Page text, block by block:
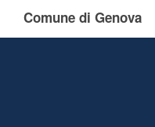
Comune di Genova